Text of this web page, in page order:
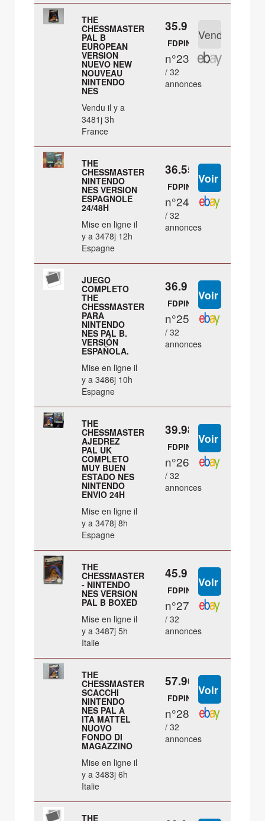
THE
CHESSMASTER
PAL B
EUROPEAN
VERSION
NUEVO NEW
NOUVEAU
NINTENDO
NES
Vendu il y a
3481j 3h
France
35.9 €
FDPIN
n°23
/ 32
annonces
THE
CHESSMASTER
NINTENDO
NES VERSION
ESPAGNOLE
24/48H
Mise en ligne il
y a 3478j 12h
Espagne
36.55 €
FDPIN
n°24
/ 32
annonces
JUEGO
COMPLETO
THE
CHESSMASTER
PARA
NINTENDO
NES PAL B.
VERSIÓN
ESPAÑOLA.
Mise en ligne il
y a 3486j 10h
Espagne
36.9 €
FDPIN
n°25
/ 32
annonces
THE
CHESSMASTER
AJEDREZ
PAL UK
COMPLETO
MUY BUEN
ESTADO NES
NINTENDO
ENVIO 24H
Mise en ligne il
y a 3478j 8h
Espagne
39.98 €
FDPIN
n°26
/ 32
annonces
THE
CHESSMASTER
- NINTENDO
NES VERSION
PAL B BOXED
Mise en ligne il
y a 3487j 5h
Italie
45.9 €
FDPIN
n°27
/ 32
annonces
THE
CHESSMASTER
SCACCHI
NINTENDO
NES PAL A
ITA MATTEL
NUOVO
FONDO DI
MAGAZZINO
Mise en ligne il
y a 3483j 6h
Italie
57.96 €
FDPIN
n°28
/ 32
annonces
THE